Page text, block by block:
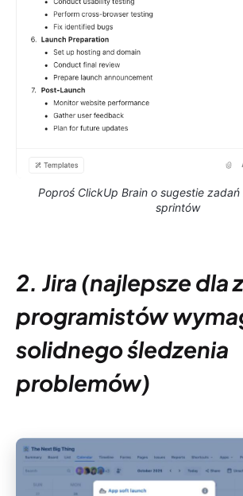
Poproś ClickUp Brain o sugestie
sprintów
2. Jira (najlepsze dla
programistów
solidnego śledzenia
problemów)